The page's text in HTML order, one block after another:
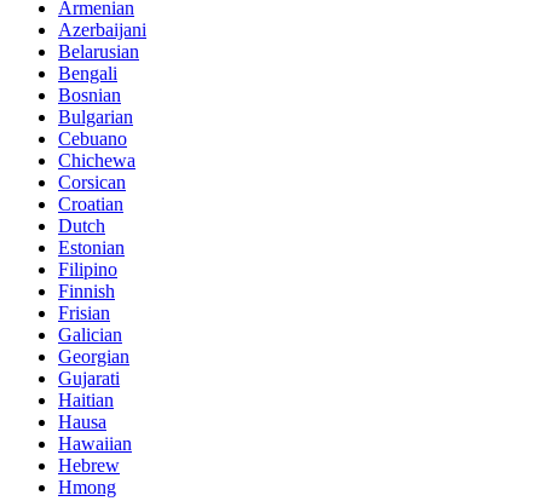
Armenian
Azerbaijani
Belarusian
Bengali
Bosnian
Bulgarian
Cebuano
Chichewa
Corsican
Croatian
Dutch
Estonian
Filipino
Finnish
Frisian
Galician
Georgian
Gujarati
Haitian
Hausa
Hawaiian
Hebrew
Hmong